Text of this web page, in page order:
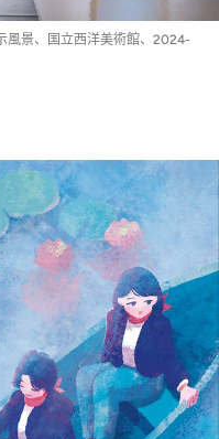
景、国立西洋美術館、2024-